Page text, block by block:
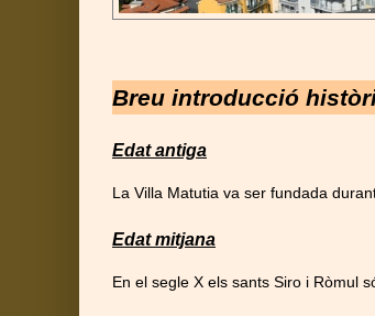
Breu introducció
Edat antiga
La Villa Matutia va ser fundada
Edat mitjana
En el segle X els sants Siro i Ròmul